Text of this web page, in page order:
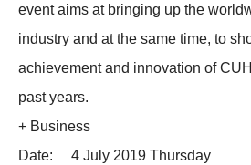
event aims at bringing up the
industry and at the same time, to
achievement and innovation of
past years.
+ Business
Date: 4 July 2019 Thursday